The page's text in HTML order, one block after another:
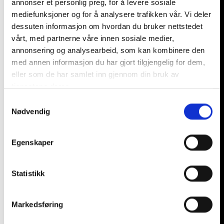
annonser et personlig preg, for å levere sosiale
mediefunksjoner og for å analysere trafikken vår. Vi deler
dessuten informasjon om hvordan du bruker nettstedet
vårt, med partnerne våre innen sosiale medier,
annonsering og analysearbeid, som kan kombinere den
med annen informasjon du har gjort tilgjengelig for dem,
eller som de har samlet inn gjennom din bruk av
tjenestene deres.
Nødvendig
Egenskaper
Statistikk
Markedsføring
Sjakett